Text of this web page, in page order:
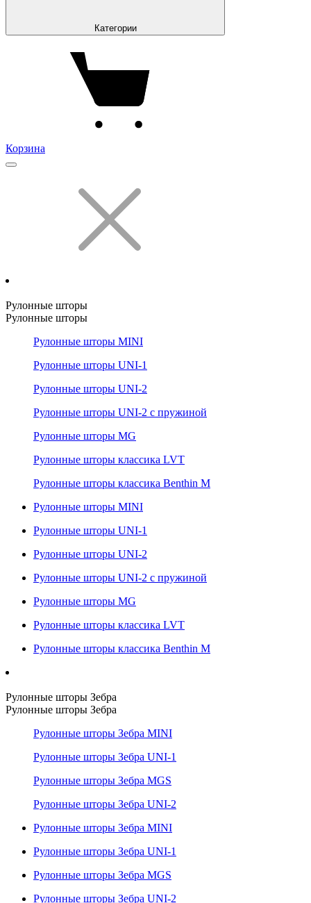
Категории
Корзина
Рулонные шторы
Рулонные шторы
Рулонные шторы MINI
Рулонные шторы UNI-1
Рулонные шторы UNI-2
Рулонные шторы UNI-2 с пружиной
Рулонные шторы MG
Рулонные шторы классика LVT
Рулонные шторы классика Benthin M
Рулонные шторы MINI
Рулонные шторы UNI-1
Рулонные шторы UNI-2
Рулонные шторы UNI-2 с пружиной
Рулонные шторы MG
Рулонные шторы классика LVT
Рулонные шторы классика Benthin M
Рулонные шторы Зебра
Рулонные шторы Зебра
Рулонные шторы Зебра MINI
Рулонные шторы Зебра UNI-1
Рулонные шторы Зебра MGS
Рулонные шторы Зебра UNI-2
Рулонные шторы Зебра MINI
Рулонные шторы Зебра UNI-1
Рулонные шторы Зебра MGS
Рулонные шторы Зебра UNI-2